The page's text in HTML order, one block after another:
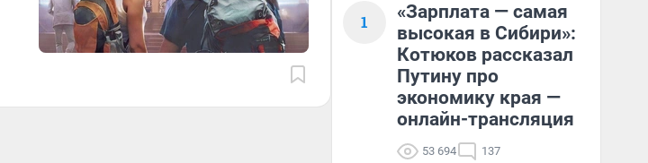
1
«Зарплата — самая
высокая в Сибири»:
Котюков рассказал
Путину про
экономику края —
онлайн-трансляция
53 694 137